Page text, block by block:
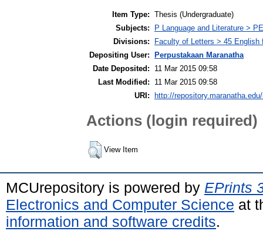
Item Type: Thesis (Undergraduate)
Subjects:
P Language and Literature >
Divisions:
Faculty of Letters > 45
Depositing User:
Perpustakaan Maranatha
Date Deposited:
11 Mar 2015 09:58
Last Modified:
11 Mar 2015 09:58
URI:
http://
Actions (login required)
View Item
MCUrepository is powered by EPrints
Electronics and Computer Science at
information and software credits.